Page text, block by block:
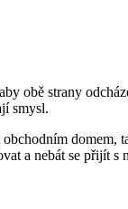
obě strany
smysl.
a nebát se přijít s